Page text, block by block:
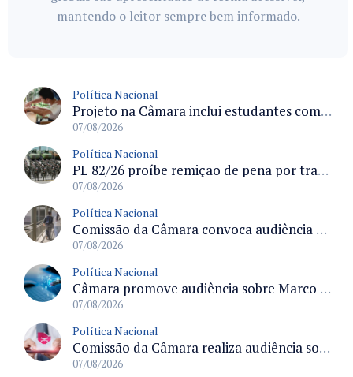
mantendo o leitor sempre bem informado.
Política Nacional
Projeto na Câmara inclui estudantes com deficiência no regime escolar especial da LDB e estabelece critérios para frequência
07/08/2026
Política Nacional
PL 82/26 proíbe remição de pena por trabalho em funções militares para condenados por crimes contra o Estado Democrático de Direito
07/08/2026
Política Nacional
Comissão da Câmara convoca audiência para discutir misoginia nas escolas e universidades após divulgação de listas misóginas
07/08/2026
Política Nacional
Câmara promove audiência sobre Marco de Fomento à Economia Digital e impactos da inteligência artificial
07/08/2026
Política Nacional
Comissão da Câmara realiza audiência sobre apostas online para medir o tamanho do mercado ilegal
07/08/2026